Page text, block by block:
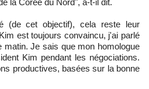
la Corée du Nord", a-t-il dit.
(de cet objectif), cela reste leur
est toujours convaincu, j'ai parlé
matin. Je sais que mon homologue
Kim pendant les négociations.
productives, basées sur la bonne